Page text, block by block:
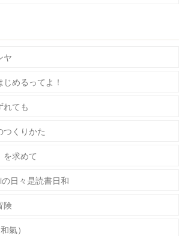
ヤ
めるってよ！
れても
つくりかた
を求めて
日々是読書日和
険
氣）